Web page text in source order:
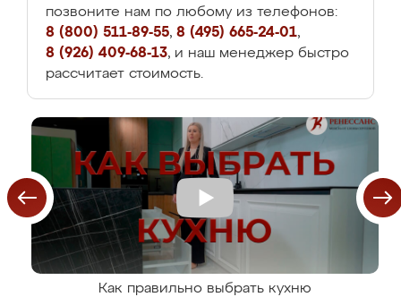
позвоните нам по любому из телефонов:
8 (800) 511-89-55, 8 (495) 665-24-01,
8 (926) 409-68-13, и наш менеджер быстро
рассчитает стоимость.
Как правильно выбрать кухню